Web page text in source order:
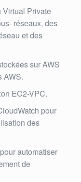
Virtual Private
réseaux, des
et des
sur AWS
AWS.
EC2-VPC.
pour
des
automatiser
de